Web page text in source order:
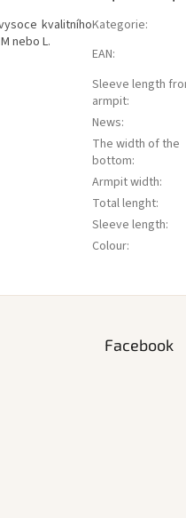
kvalitního
nebo L.
Kategorie:
EAN:
Sleeve length
armpit:
News:
The width of the
bottom:
Armpit width:
Total lenght:
Sleeve length:
Colour:
Facebook